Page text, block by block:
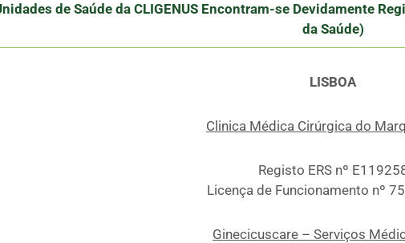
de Saúde da CLIGENUS Encontram-se Devidamente
da Saúde)
LISBOA
Clinica Médica Cirúrgica do
Registo ERS nº
Licença de Funcionamento nº
Ginecicuscare – Serviços